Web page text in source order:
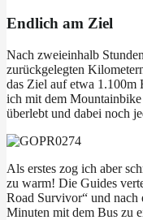
Endlich am Ziel
Nach zweieinhalb
zurückgelegten
das Ziel auf etwa 1.100m
ich mit dem
überlebt und dabei noch
Als erstes zog ich aber
zu warm! Die Guides
Road Survivor“ und
Minuten mit dem Bus zu